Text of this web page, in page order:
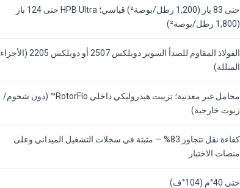
حتى 83 بار (1,200 رطل/بوصة²) قياسي؛ HPB Ultra حتى 124 بار
(1,800 رطل/بوصة²)
الفولاذ المقاوم للصدأ السوبر دوبلكس 2507 أو دوبلكس 2205 (الأجزاء
المبللة)
محامل غير معدنية؛ تزييت هيدروليكي داخلي RotorFlo™ (دون شحوم/
زيوت خارجية)
كفاءة نقل تتجاوز 83% — مثبتة في سجلات التشغيل الميداني وعلى
منصات الاختبار
حتى 40°م (104°ف)